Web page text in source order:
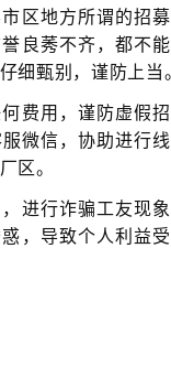
区地方所谓的招
良莠不齐，都不
细甄别，谨防上当
费用，谨防虚假
服微信，协助进行
区。
进行诈骗工友现
，导致个人利益